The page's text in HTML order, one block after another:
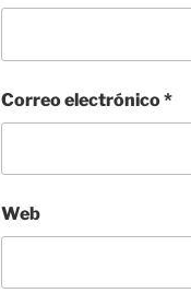
Correo electrónico*
Web